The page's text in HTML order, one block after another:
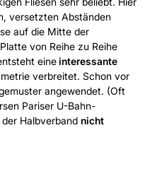
versetzten Abständen
auf die Mitte der
von Reihe zu Reihe
eineinteressante
verbreitet. Schon vor
angewendet. (Oft
Pariser U-Bahn-
Halbverband nicht